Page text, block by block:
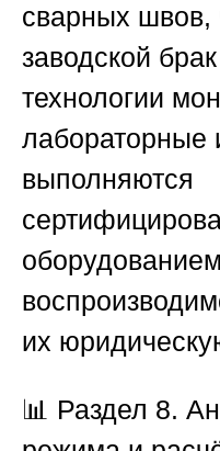
сварных швов,
заводской
технологии
лабораторные
выполняются
их
📊 Раздел 8.